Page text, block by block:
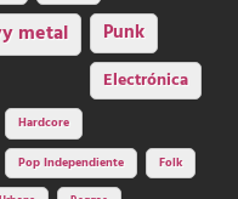
metal Punk
Electrónica
Hardcore
Pop Independiente Folk